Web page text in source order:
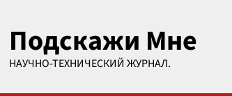
содержимому
Подскажи Мне
НАУЧНО-ТЕХНИЧЕСКИЙ ЖУРНАЛ.